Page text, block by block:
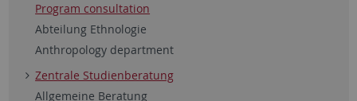
Program consultation
Abteilung Ethnologie
Anthropology department
Zentrale Studienberatung
Allgemeine Beratung